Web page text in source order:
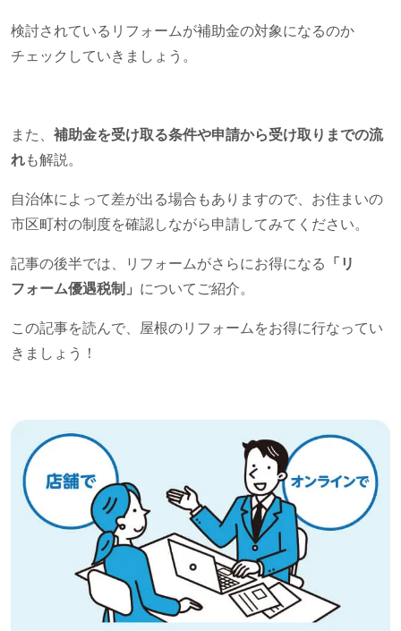
検討されているリフォームが補助金の対象になるのか
チェックしていきましょう。
また、 補助金を受け取る条件や申請から受け取りまでの流
れも解説。
自治体によって差が出る場合もありますので、お住まいの
市区町村の制度を確認しながら申請してみてください。
記事の後半では、リフォームがさらにお得になる
「リ
フォーム優遇税制」 についてご紹介。
この記事を読んで、屋根のリフォームをお得に行なってい
きましょう！